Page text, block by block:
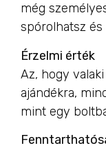
még
spórolhatsz és
Érzelmi érték
Az, hogy
ajándékra,
mint egy